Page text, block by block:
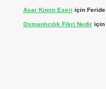
Asar Kimin Eseri için Feride
Osmanlıcılık Fikri Nediriçin